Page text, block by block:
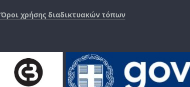
Όροι χρήσης διαδικτυακών τόπων